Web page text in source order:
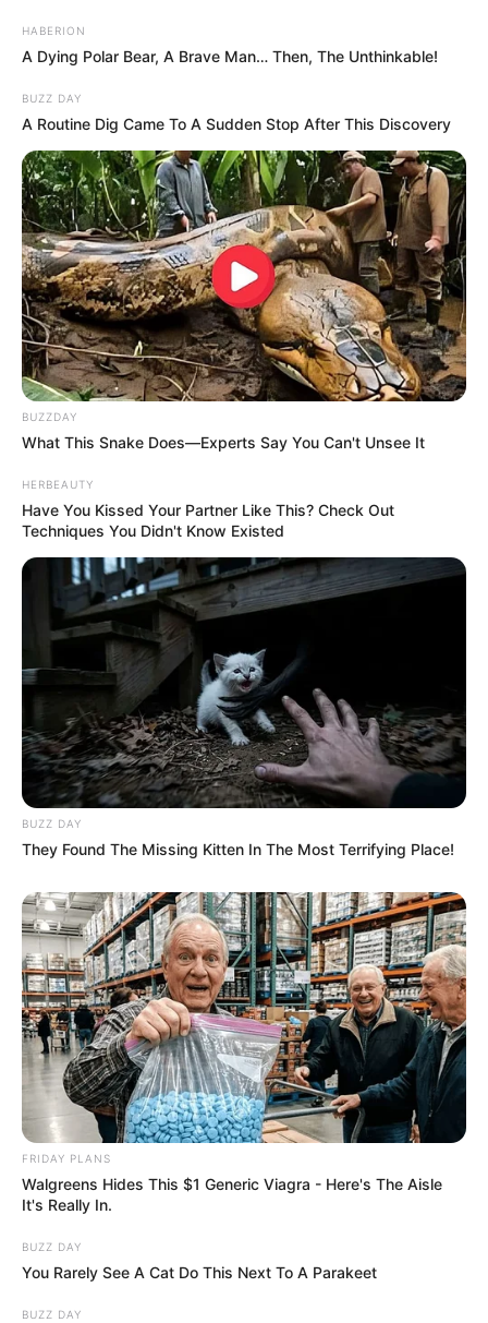
More by Szerző
Post
navigation
Previous ArticlePrevious
article:
Robban a botrány!
Kihallgatja a rendőrség
Orbán Viktor
országjárásán
erőszakoskodtak!
Next Article
Döbbenetes döntést
Hatalmas vagyonokat
Legutóbbi cikkek
🔎 Tarjányi Péter olyat vett észre Orbán Viktor
tusványosi beszédében, amelyet más nem
📉 FORDULAT A TISZA PÁRTNÁL – CSÖKKENT A
TÁMOGATOTTSÁG A FRISS FELMÉRÉS SZERINT
szerint
🚨 Friss! Súlyos lépést jelentett be a Fidesz, miután
elnémították képviselőjüket a parlamentben
HABERION
A Dying Polar Bear, A Brave Man… Then, The Unthinkable!
BUZZ DAY
A Routine Dig Came To A Sudden Stop After This Discovery
BUZZDAY
What This Snake Does—Experts Say You Can't Unsee It
HERBEAUTY
Have You Kissed Your Partner Like This? Check Out
Techniques You Didn't Know Existed
BUZZ DAY
They Found The Missing Kitten In The Most Terrifying Place!
FRIDAY PLANS
Walgreens Hides This $1 Generic Viagra - Here's The Aisle
It's Really In.
BUZZ DAY
You Rarely See A Cat Do This Next To A Parakeet
BUZZ DAY